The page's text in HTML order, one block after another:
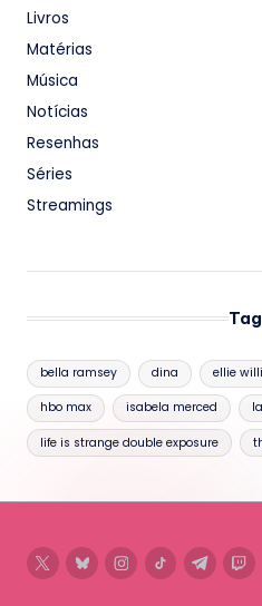
Livros
Matérias
Música
Notícias
Resenhas
Séries
Streamings
bella ramsey dina ellie
hbo max isabela merced
life is strange double exposure
twitterblueskyinstagram
tiktoktelegram